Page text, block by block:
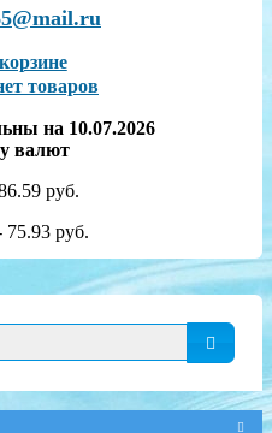
товаров
на 10.07.2026
валют
руб.
75.93 руб.